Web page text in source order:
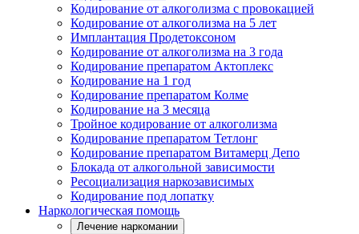
Кодирование от алкоголизма с провокацией
Кодирование от алкоголизма на 5 лет
Имплантация Продетоксоном
Кодирование от алкоголизма на 3 года
Кодирование препаратом Актоплекс
Кодирование на 1 год
Кодирование препаратом Колме
Кодирование на 3 месяца
Тройное кодирование от алкоголизма
Кодирование препаратом Тетлонг
Кодирование препаратом Витамерц Депо
Блокада от алкогольной зависимости
Ресоциализация наркозависимых
Кодирование под лопатку
Наркологическая помощь
Лечение наркомании